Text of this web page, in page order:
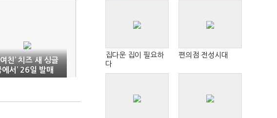
친’ 치즈 새 싱글
에서’ 26일 발매
집다운 집이 필요하
다
편의점 전성시대